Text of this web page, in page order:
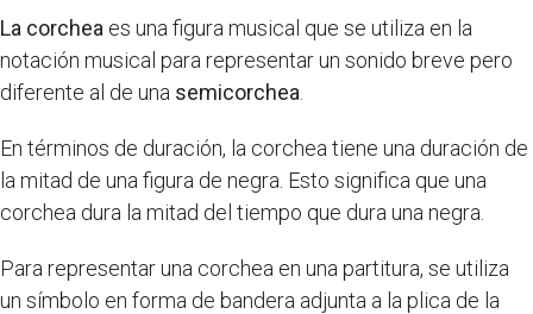
La corchea es una figura musical que se utiliza en la
notación musical para representar un sonido breve pero
diferente al de una semicorchea
En términos de duración, la corchea tiene una duración de
la mitad de una figura de negra. Esto significa que una
corchea dura la mitad del tiempo que dura una negra.
Para representar una corchea en una partitura, se utiliza
un símbolo en forma de bandera adjunta a la plica de la